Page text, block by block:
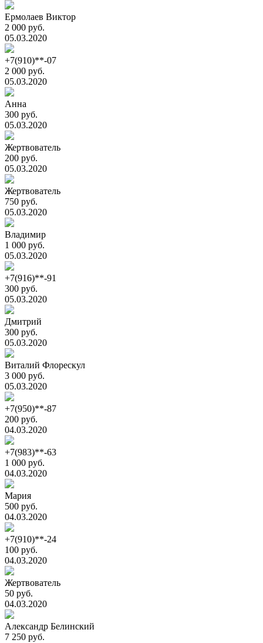
Ермолаев Виктор
2 000 руб.
05.03.2020
+7(910)**-07
2 000 руб.
05.03.2020
Анна
300 руб.
05.03.2020
Жертвователь
200 руб.
05.03.2020
Жертвователь
750 руб.
05.03.2020
Владимир
1 000 руб.
05.03.2020
+7(916)**-91
300 руб.
05.03.2020
Дмитрий
300 руб.
05.03.2020
Виталий Флорескул
3 000 руб.
05.03.2020
+7(950)**-87
200 руб.
04.03.2020
+7(983)**-63
1 000 руб.
04.03.2020
Мария
500 руб.
04.03.2020
+7(910)**-24
100 руб.
04.03.2020
Жертвователь
50 руб.
04.03.2020
Александр Белинский
7 250 руб.